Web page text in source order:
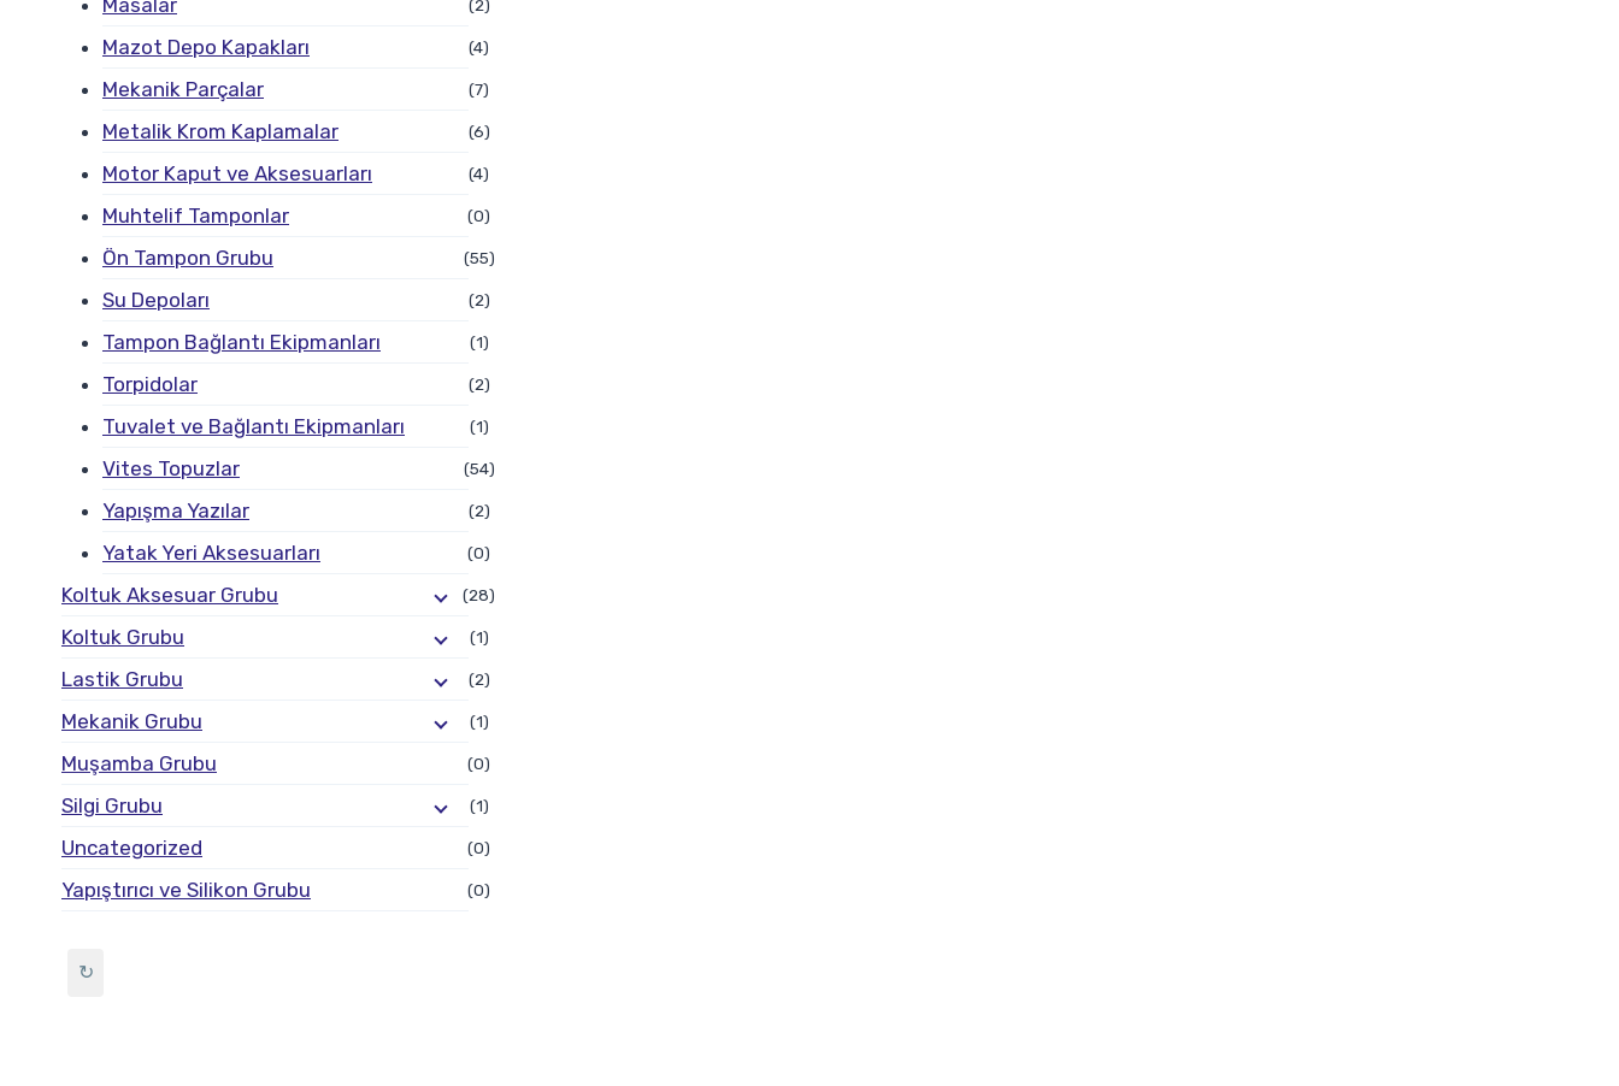
Masalar (2)
Mazot Depo Kapakları (4)
Mekanik Parçalar (7)
Metalik Krom Kaplamalar (6)
Motor Kaput ve Aksesuarları (4)
Muhtelif Tamponlar (0)
Ön Tampon Grubu (55)
Su Depoları (2)
Tampon Bağlantı Ekipmanları (1)
Torpidolar (2)
Tuvalet ve Bağlantı Ekipmanları (1)
Vites Topuzlar (54)
Yapışma Yazılar (2)
Yatak Yeri Aksesuarları (0)
Koltuk Aksesuar Grubu (28)
Koltuk Grubu (1)
Lastik Grubu (2)
Mekanik Grubu (1)
Muşamba Grubu (0)
Silgi Grubu (1)
Uncategorized (0)
Yapıştırıcı ve Silikon Grubu (0)
↻